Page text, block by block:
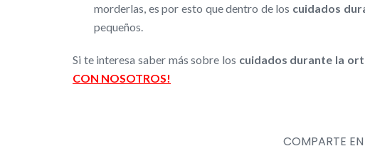
morderlas, es por esto que dentro de los cuidados
pequeños.
Si te interesa saber más sobre los cuidados durante la
CON NOSOTROS!
COMPARTE